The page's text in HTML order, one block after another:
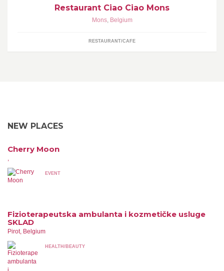
Restaurant Ciao Ciao Mons
Mons, Belgium
RESTAURANT/CAFE
NEW PLACES
Cherry Moon
,
EVENT
Fizioterapeutska ambulanta i kozmetičke usluge
SKLAD
Pirot, Belgium
HEALTH/BEAUTY